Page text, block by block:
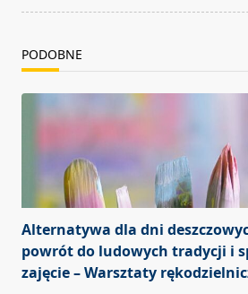
PODOBNE
Alternatywa dla dni
powrót do ludowych tradycji i
zajęcie – Warsztaty